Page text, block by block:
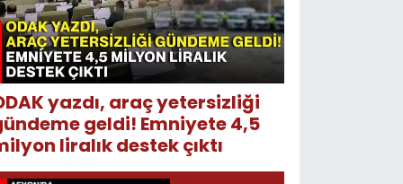
yazdı, araç yetersizliği
geldi! Emniyete 4,5
liralık destek çıktı